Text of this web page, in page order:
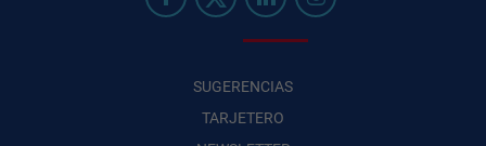
SUGERENCIAS
TARJETERO